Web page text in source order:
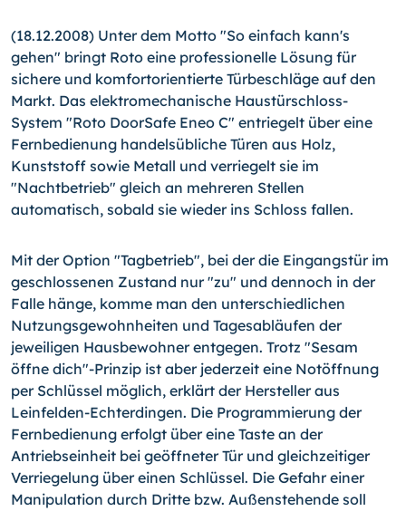
(18.12.2008) Unter dem Motto "So einfach kann's
gehen" bringt Roto eine professionelle Lösung für
sichere und komfortorientierte Türbeschläge auf den
Markt. Das elektromechanische Haustürschloss-
System "Roto DoorSafe Eneo C" entriegelt über eine
Fernbedienung handelsübliche Türen aus Holz,
Kunststoff sowie Metall und verriegelt sie im
"Nachtbetrieb" gleich an mehreren Stellen
automatisch, sobald sie wieder ins Schloss fallen.
Mit der Option "Tagbetrieb", bei der die Eingangstür im
geschlossenen Zustand nur "zu" und dennoch in der
Falle hänge, komme man den unterschiedlichen
Nutzungsgewohnheiten und Tagesabläufen der
jeweiligen Hausbewohner entgegen. Trotz "Sesam
öffne dich"-Prinzip ist aber jederzeit eine Notöffnung
per Schlüssel möglich, erklärt der Hersteller aus
Leinfelden-Echterdingen. Die Programmierung der
Fernbedienung erfolgt über eine Taste an der
Antriebseinheit bei geöffneter Tür und gleichzeitiger
Verriegelung über einen Schlüssel. Die Gefahr einer
Manipulation durch Dritte bzw. Außenstehende soll